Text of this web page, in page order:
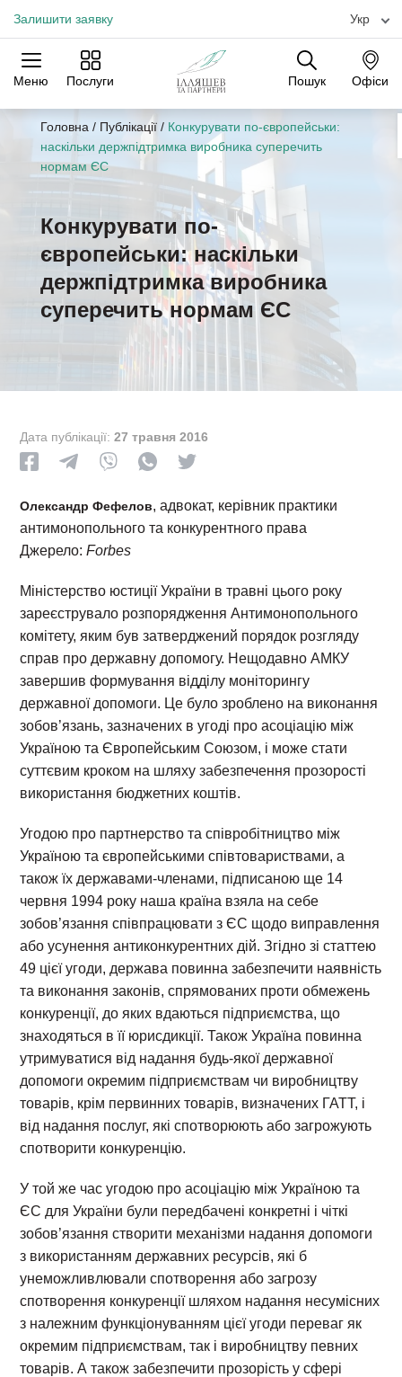
Залишити заявку Укр
Меню Послуги Пошук Офіси
Практики Галузі
Офіси
Головна / Публікації/ Конкурувати по-європейськи:
наскільки держпідтримка виробника суперечить
нормам ЄС
Конкурувати по-
європейськи: наскільки
держпідтримка виробника
суперечить нормам ЄС
Дата публікації:27 травня 2016
Олександр Фефелов, адвокат, керівник практики
антимонопольного та конкурентного права
Джерело:Forbes
Міністерство юстиції України в травні цього року
зареєструвало розпорядження Антимонопольного
комітету, яким був затверджений порядок розгляду
справ про державну допомогу. Нещодавно АМКУ
завершив формування відділу моніторингу
державної допомоги. Це було зроблено на виконання
зобов’язань, зазначених в угоді про асоціацію між
Україною та Європейським Союзом, і може стати
суттєвим кроком на шляху забезпечення прозорості
використання бюджетних коштів.
Угодою про партнерство та співробітництво між
Україною та європейськими співтовариствами, а
також їх державами-членами, підписаною ще 14
червня 1994 року наша країна взяла на себе
зобов’язання співпрацювати з ЄС щодо виправлення
або усунення антиконкурентних дій. Згідно зі статтею
49 цієї угоди, держава повинна забезпечити наявність
та виконання законів, спрямованих проти обмежень
конкуренції, до яких вдаються підприємства, що
знаходяться в її юрисдикції. Також Україна повинна
утримуватися від надання будь-якої державної
допомоги окремим підприємствам чи виробництву
товарів, крім первинних товарів, визначених ГАТТ, і
від надання послуг, які спотворюють або загрожують
спотворити конкуренцію.
У той же час угодою про асоціацію між Україною та
ЄС для України були передбачені конкретні і чіткі
зобов’язання створити механізми надання допомоги
з використанням державних ресурсів, які б
унеможливлювали спотворення або загрозу
спотворення конкуренції шляхом надання несумісних
з належним функціонуванням цієї угоди переваг як
окремим підприємствам, так і виробництву певних
товарів. А також забезпечити прозорість у сфері